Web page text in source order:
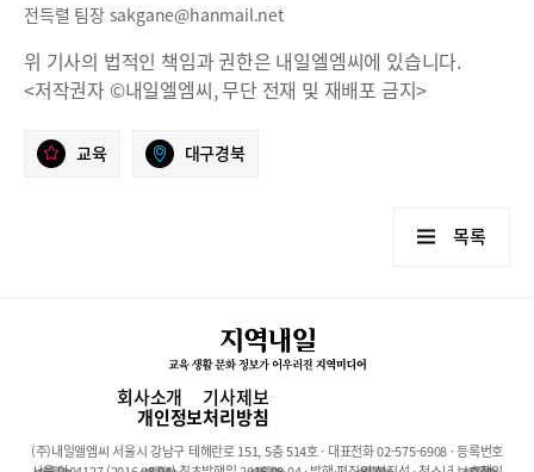
전득렬 팀장 sakgane@hanmail.net
위 기사의 법적인 책임과 권한은 내일엘엠씨에 있습니다.
<저작권자 ©내일엘엠씨, 무단 전재 및 재배포 금지>
교육 대구경북
목록
회사소개 기사제보
개인정보처리방침
(주)내일엘엠씨 서울시 강남구 테헤란로 151, 5층 514호 · 대표전화 02-575-6908 · 등록번호